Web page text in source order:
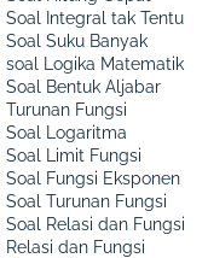
Soal Integral tak Tentu
Soal Suku Banyak
soal Logika Matematik
Soal Bentuk Aljabar
Turunan Fungsi
Soal Logaritma
Soal Limit Fungsi
Soal Fungsi Eksponen
Soal Turunan Fungsi
Soal Relasi dan Fungsi
Relasi dan Fungsi